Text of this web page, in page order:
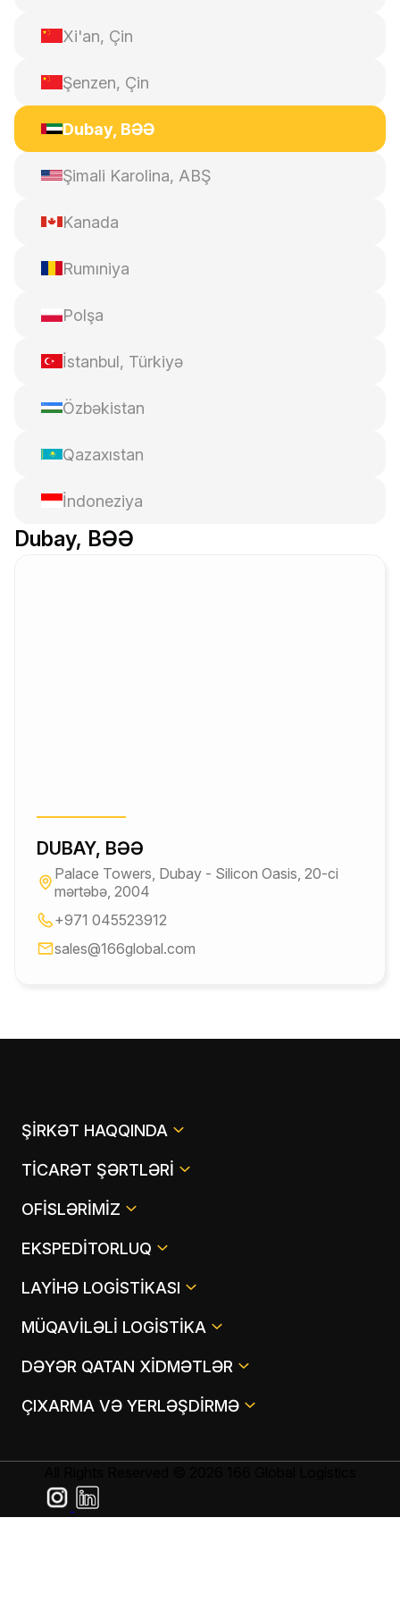
Xi'an, Çin
Şenzen, Çin
Dubay, BƏƏ
Şimali Karolina, ABŞ
Kanada
Rumıniya
Polşa
İstanbul, Türkiyə
Özbəkistan
Qazaxıstan
İndoneziya
Dubay, BƏƏ
DUBAY, BƏƏ
Palace Towers, Dubay - Silicon Oasis, 20-ci
mərtəbə, 2004
+971 045523912
sales@166global.com
ŞIRKƏT HAQQINDA
TICARƏT ŞƏRTLƏRI
OFISLƏRIMIZ
EKSPEDITORLUQ
LAYIHƏ LOGISTIKASI
MÜQAVILƏLI LOGISTIKA
DƏYƏR QATAN XIDMƏTLƏR
ÇIXARMA VƏ YERLƏŞDIRMƏ